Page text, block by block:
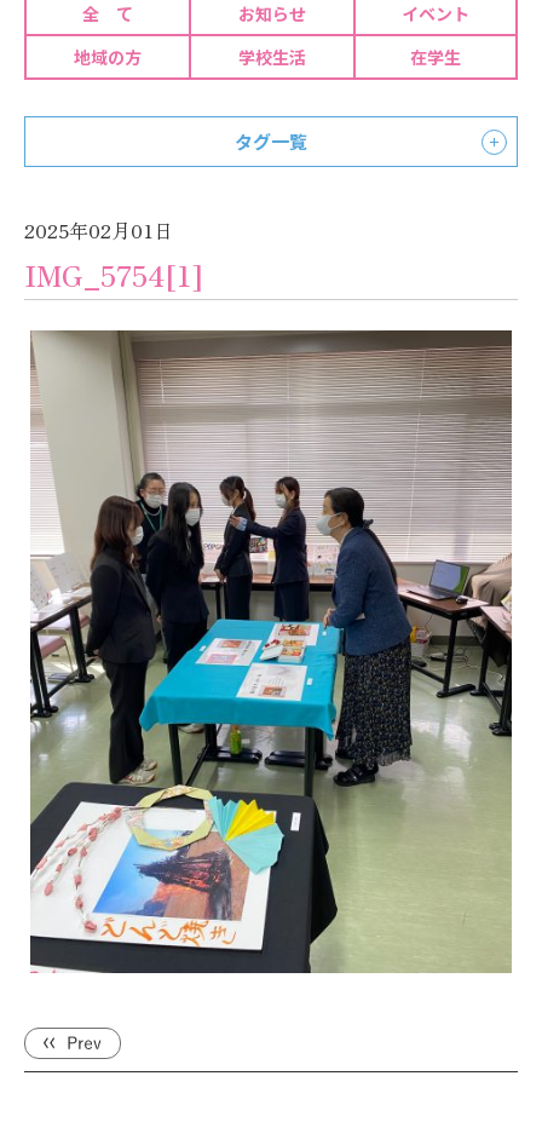
全 て お知らせ
イベント
地域の方
学校生活 在学生
タグ一覧
2025年02月01日
IMG_5754[1]